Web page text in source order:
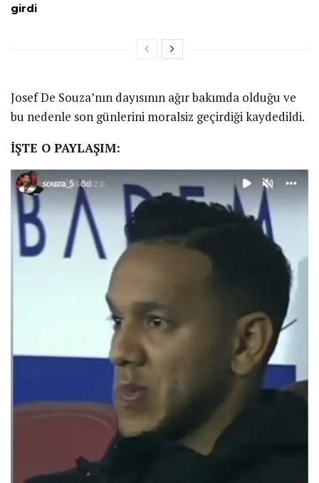
girdi
Josef De Souza’nın dayısının ağır bakımda olduğu ve
bu nedenle son günlerini moralsiz geçirdiği kaydedildi.
İŞTE O PAYLAŞIM: